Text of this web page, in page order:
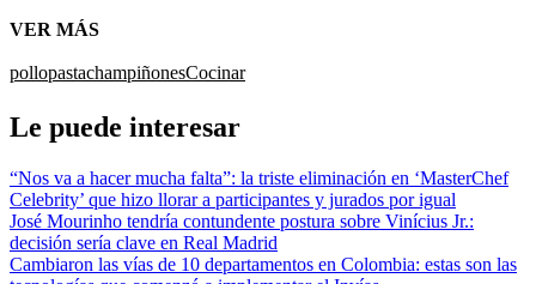
VER MÁS
pollopastachampiñonesCocinar
Le puede interesar
“Nos va a hacer mucha falta”: la triste eliminación en ‘MasterChef
Celebrity’ que hizo llorar a participantes y jurados por igual
José Mourinho tendría contundente postura sobre Vinícius Jr.:
decisión sería clave en Real Madrid
Cambiaron las vías de 10 departamentos en Colombia: estas son las